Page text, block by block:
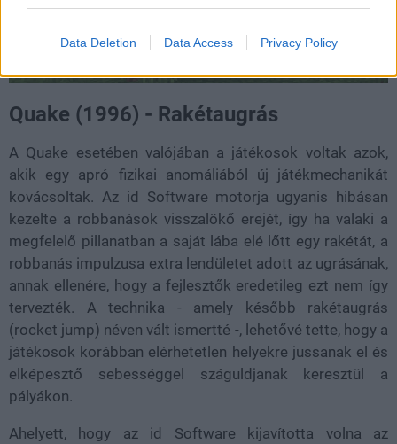
Data Deletion Data Access Privacy Policy
Quake (1996) - Rakétaugrás
A Quake esetében valójában a játékosok voltak azok,
akik egy apró fizikai anomáliából új játékmechanikát
kovácsoltak. Az id Software motorja ugyanis hibásan
kezelte a robbanások visszalökő erejét, így ha valaki a
megfelelő pillanatban a saját lába elé lőtt egy rakétát, a
robbanás impulzusa extra lendületet adott az ugrásának,
annak ellenére, hogy a fejlesztők eredetileg ezt nem így
tervezték. A technika - amely később rakétaugrás
(rocket jump) néven vált ismertté -, lehetővé tette, hogy a
játékosok korábban elérhetetlen helyekre jussanak el és
elképesztő sebességgel száguldjanak keresztül a
pályákon.
Ahelyett, hogy az id Software kijavította volna az